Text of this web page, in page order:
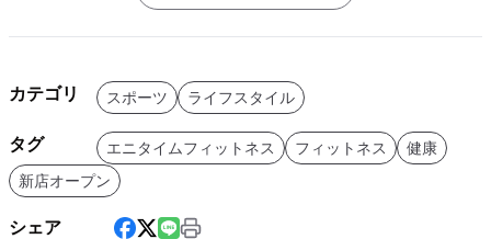
カテゴリ スポーツ ライフスタイル
タグ エニタイムフィットネス フィットネス
健康
新店オープン
シェア